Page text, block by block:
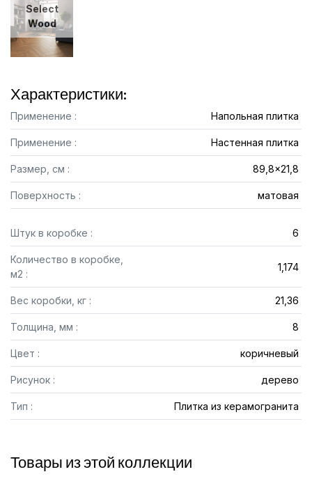
Select
Wood
Характеристики:
Применение : Напольная плитка
Применение : Настенная плитка
Размер, см : 89,8x21,8
Поверхность : матовая
Штук в коробке : 6
Количество в коробке,
м2 :
1,174
Вес коробки, кг : 21,36
Толщина, мм : 8
Цвет : коричневый
Рисунок : дерево
Тип : Плитка из керамогранита
Товары из этой коллекции